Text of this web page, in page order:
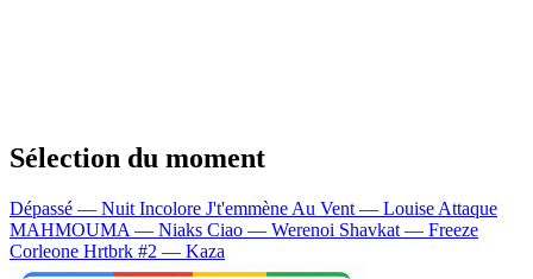
Sélection du moment
Dépassé — Nuit Incolore J't'emmène Au Vent — Louise Attaque
MAHMOUMA — Niaks Ciao — Werenoi Shavkat — Freeze
Corleone Hrtbrk #2 — Kaza